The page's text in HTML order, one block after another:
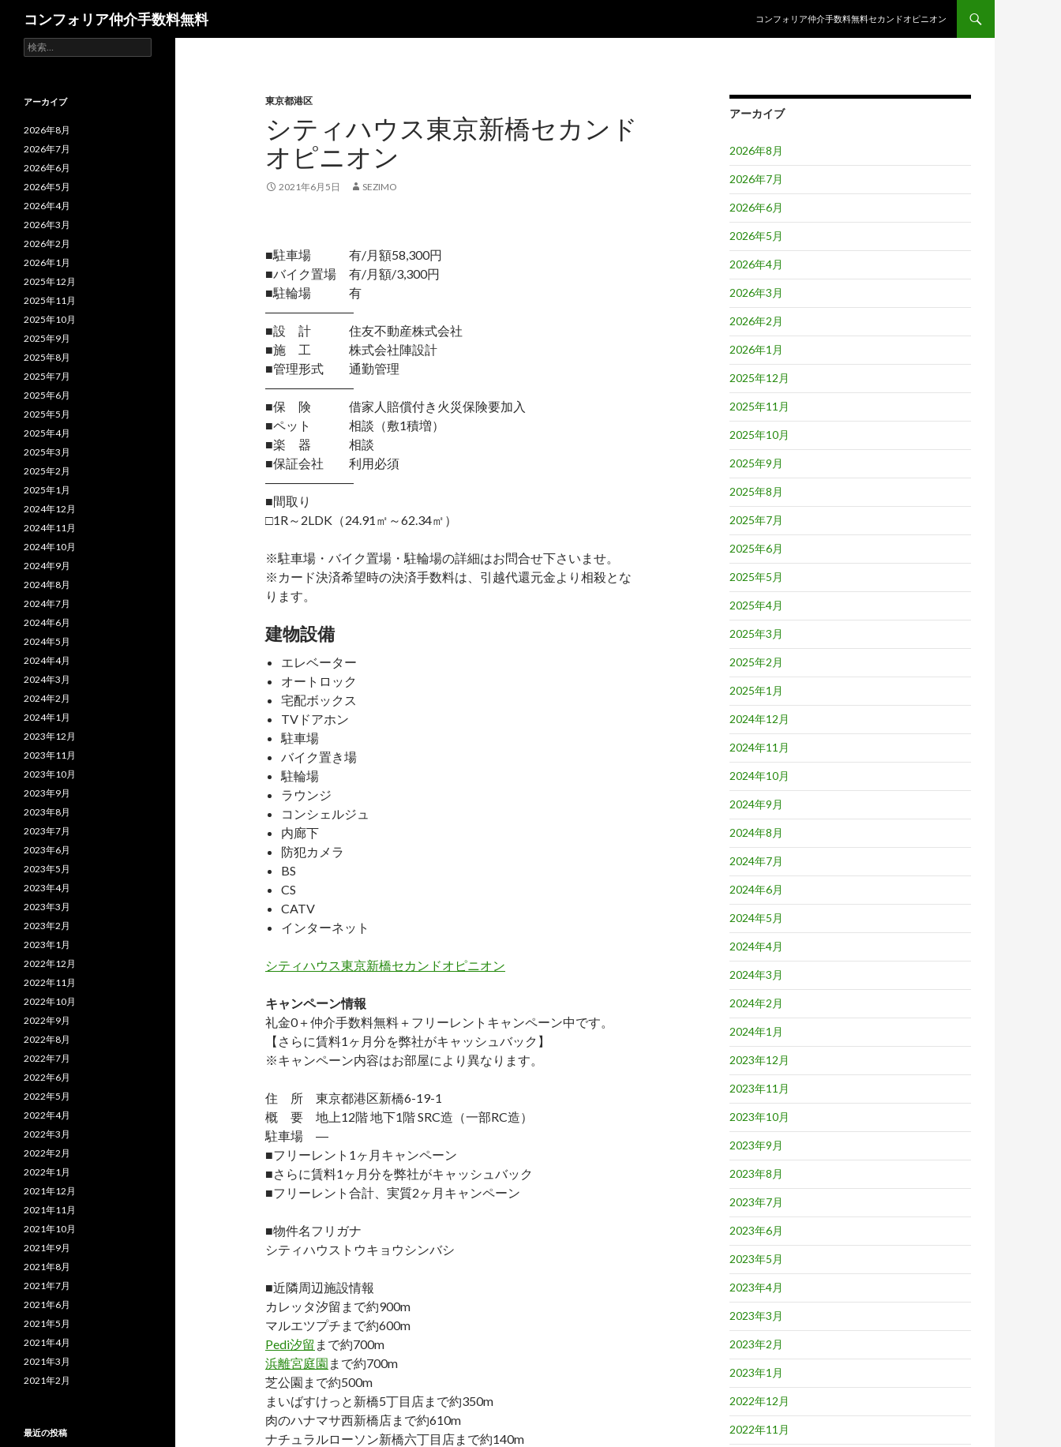
コンフォリア仲介手数料無料
コンフォリア仲介手数料無料セカンドオピニオン
東京都港区
シティハウス東京新橋セカンド
オピニオン
2021年6月5日 SEZIMO
■駐車場 有/月額58,300円
■バイク置場 有/月額/3,300円
■駐輪場 有
―――――――
■設 計 住友不動産株式会社
■施 工 株式会社陣設計
■管理形式 通勤管理
―――――――
■保 険 借家人賠償付き火災保険要加入
■ペット 相談（敷1積増）
■楽 器 相談
■保証会社 利用必須
―――――――
■間取り
□1R～2LDK（24.91㎡～62.34㎡）
※駐車場・バイク置場・駐輪場の詳細はお問合せ下さいませ。
※カード決済希望時の決済手数料は、引越代還元金より相殺とな
ります。
建物設備
エレベーター
オートロック
宅配ボックス
TVドアホン
駐車場
バイク置き場
駐輪場
ラウンジ
コンシェルジュ
内廊下
防犯カメラ
BS
CS
CATV
インターネット
シティハウス東京新橋セカンドオピニオン
キャンペーン情報
礼金0＋仲介手数料無料 ＋ フリーレント キャンペーン中です。
【さらに賃料1ヶ月分を弊社がキャッシュバック】
※キャンペーン内容はお部屋により異なります。
住 所 東京都港区新橋6-19-1
概 要 地上12階 地下1階 SRC造（一部RC造）
駐車場 ―
■フリーレント1ヶ月キャンペーン
■さらに賃料1ヶ月分を弊社がキャッシュバック
■フリーレント合計、実質2ヶ月キャンペーン
■物件名フリガナ
シティハウストウキョウシンバシ
■近隣周辺施設情報
カレッタ汐留まで約900m
マルエツプチまで約600m
Pedi汐留 まで約700m
浜離宮庭園 まで約700m
芝公園まで約500m
まいばすけっと新橋5丁目店まで約350m
肉のハナマサ西新橋店まで約610m
ナチュラルローソン新橋六丁目店まで約140m
アーカイブ
2026年8月
2026年7月
2026年6月
2026年5月
2026年4月
2026年3月
2026年2月
2026年1月
2025年12月
2025年11月
2025年10月
2025年9月
2025年8月
2025年7月
2025年6月
2025年5月
2025年4月
2025年3月
2025年2月
2025年1月
2024年12月
2024年11月
2024年10月
2024年9月
2024年8月
2024年7月
2024年6月
2024年5月
2024年4月
2024年3月
2024年2月
2024年1月
2023年12月
2023年11月
2023年10月
2023年9月
2023年8月
2023年7月
2023年6月
2023年5月
2023年4月
2023年3月
2023年2月
2023年1月
2022年12月
2022年11月
検
索:
アーカイブ
2026年8月
2026年7月
2026年6月
2026年5月
2026年4月
2026年3月
2026年2月
2026年1月
2025年12月
2025年11月
2025年10月
2025年9月
2025年8月
2025年7月
2025年6月
2025年5月
2025年4月
2025年3月
2025年2月
2025年1月
2024年12月
2024年11月
2024年10月
2024年9月
2024年8月
2024年7月
2024年6月
2024年5月
2024年4月
2024年3月
2024年2月
2024年1月
2023年12月
2023年11月
2023年10月
2023年9月
2023年8月
2023年7月
2023年6月
2023年5月
2023年4月
2023年3月
2023年2月
2023年1月
2022年12月
2022年11月
2022年10月
2022年9月
2022年8月
2022年7月
2022年6月
2022年5月
2022年4月
2022年3月
2022年2月
2022年1月
2021年12月
2021年11月
2021年10月
2021年9月
2021年8月
2021年7月
2021年6月
2021年5月
2021年4月
2021年3月
2021年2月
最近の投稿